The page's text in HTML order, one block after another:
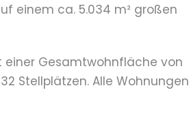
einem ca. 5.034 m² großen
Gesamtwohnfläche von
Stellplätzen. Alle Wohnungen